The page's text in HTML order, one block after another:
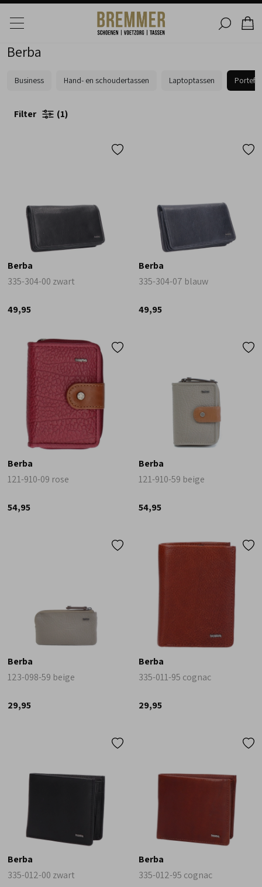
Berba
Business Hand- en schoudertassen Laptoptassen
Filter 1
Berba
335-304-00 zwart
49,95
Berba
335-304-07 blauw
49,95
Berba
121-910-09 rose
54,95
Berba
121-910-59 beige
54,95
Berba
123-098-59 beige
29,95
Berba
335-011-95 cognac
29,95
Berba
335-012-00 zwart
Berba
335-012-95 cognac